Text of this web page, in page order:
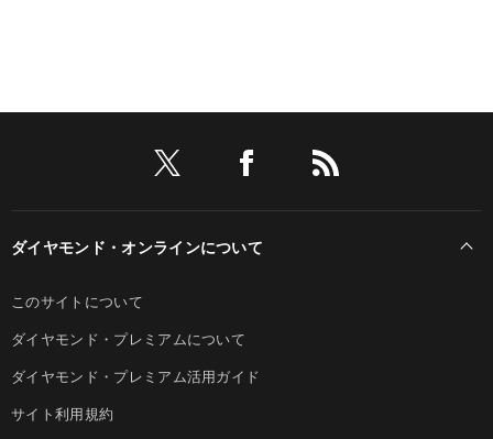
ダイヤモンド・オンラインについて
このサイトについて
ダイヤモンド・プレミアムについて
ダイヤモンド・プレミアム活用ガイド
サイト利用規約